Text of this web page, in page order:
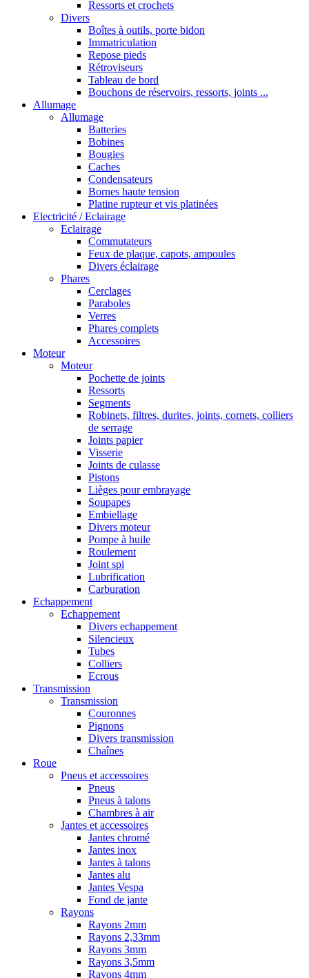
Ressorts et crochets
Divers
Boîtes à outils, porte bidon
Immatriculation
Repose pieds
Rétroviseurs
Tableau de bord
Bouchons de réservoirs, ressorts, joints ...
Allumage
Allumage
Batteries
Bobines
Bougies
Caches
Condensateurs
Bornes haute tension
Platine rupteur et vis platinées
Electricité / Eclairage
Eclairage
Commutateurs
Feux de plaque, capots, ampoules
Divers éclairage
Phares
Cerclages
Paraboles
Verres
Phares complets
Accessoires
Moteur
Moteur
Pochette de joints
Ressorts
Segments
Robinets, filtres, durites, joints, cornets, colliers
de serrage
Joints papier
Visserie
Joints de culasse
Pistons
Lièges pour embrayage
Soupapes
Embiellage
Divers moteur
Pompe à huile
Roulement
Joint spi
Lubrification
Carburation
Echappement
Echappement
Divers echappement
Silencieux
Tubes
Colliers
Ecrous
Transmission
Transmission
Couronnes
Pignons
Divers transmission
Chaînes
Roue
Pneus et accessoires
Pneus
Pneus à talons
Chambres à air
Jantes et accessoires
Jantes chromé
Jantes inox
Jantes à talons
Jantes alu
Jantes Vespa
Fond de jante
Rayons
Rayons 2mm
Rayons 2,33mm
Rayons 3mm
Rayons 3,5mm
Rayons 4mm